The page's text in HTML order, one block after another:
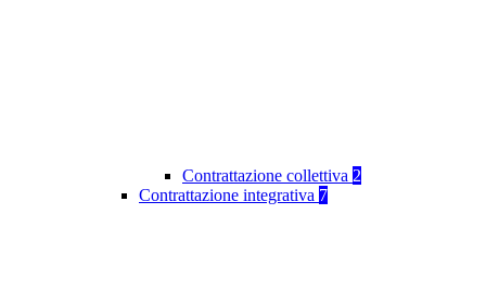
Contrattazione collettiva 2
Contrattazione integrativa 7